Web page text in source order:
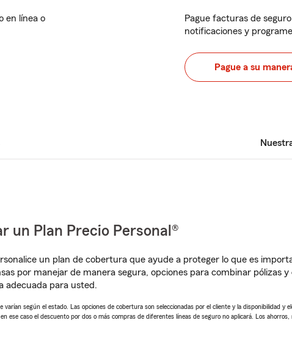
en línea o
Pague facturas de
notificaciones y
Pague a su
un Plan Precio Personal®
un plan de cobertura que ayude a proteger lo que es
por manejar de manera segura, opciones para combinar pólizas
adecuada para usted.
según el estado. Las opciones de cobertura son seleccionadas por el cliente y la disponibilidad y
ese caso el descuento por dos o más compras de diferentes líneas de seguro no aplicará. Los